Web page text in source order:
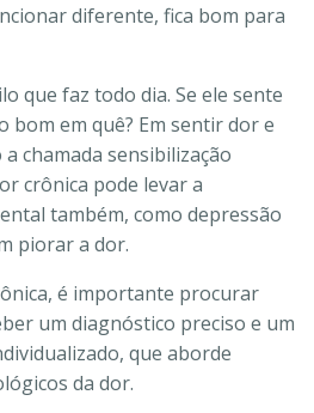
diferente, fica bom para
que faz todo dia. Se ele sente
bom em quê? Em sentir dor e
chamada sensibilização
crônica pode levar a
também, como depressão
piorar a dor.
é importante procurar
um diagnóstico preciso e um
que aborde
da dor.